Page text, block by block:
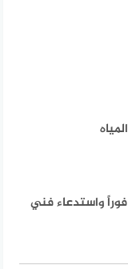
واستدعاء فني